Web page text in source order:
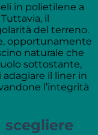
in polietilene a
il
del terreno.
opportunamente
naturale che
sottostante,
il liner in
l’integrità
scegliere